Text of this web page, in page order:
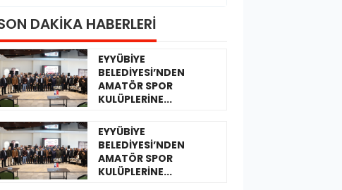
DAKİKA HABERLERİ
EYYÜBİYE
BELEDİYESİ’NDEN
AMATÖR SPOR
KULÜPLERİNE...
EYYÜBİYE
BELEDİYESİ’NDEN
AMATÖR SPOR
KULÜPLERİNE...